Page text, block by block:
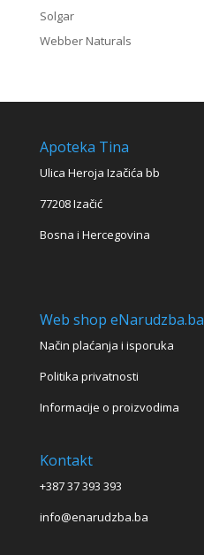
Solgar
Webber Naturals
Apoteka Tina
Ulica Heroja Izačića bb
77208 Izačić
Bosna i Hercegovina
Web shop eNarudzba.ba
Način plaćanja i isporuka
Politika privatnosti
Informacije o proizvodima
Kontakt
+387 37 393 393
info@enarudzba.ba